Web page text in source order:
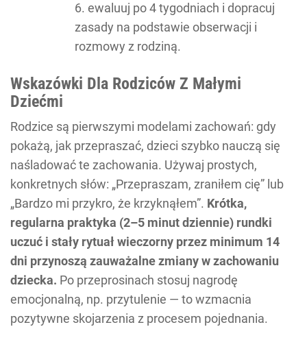
ewaluuj po 4 tygodniach i dopracuj
zasady na podstawie obserwacji i
rozmowy z rodziną.
Wskazówki Dla Rodziców Z Małymi
Dziećmi
Rodzice są pierwszymi modelami zachowań: gdy
pokażą, jak przepraszać, dzieci szybko nauczą się
naśladować te zachowania. Używaj prostych,
konkretnych słów: „Przepraszam, zraniłem cię” lub
„Bardzo mi przykro, że krzyknąłem”. Krótka,
regularna praktyka (2–5 minut dziennie) rundki
uczuć i stały rytuał wieczorny przez minimum 14
dni przynoszą zauważalne zmiany w zachowaniu
dziecka. Po przeprosinach stosuj nagrodę
emocjonalną, np. przytulenie — to wzmacnia
pozytywne skojarzenia z procesem pojednania.